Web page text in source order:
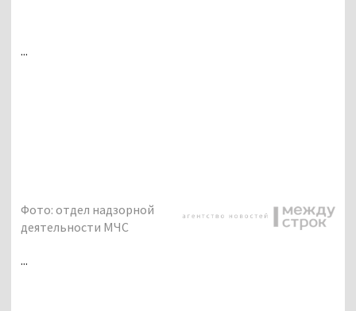
...
Фото: отдел надзорной
деятельности МЧС
...